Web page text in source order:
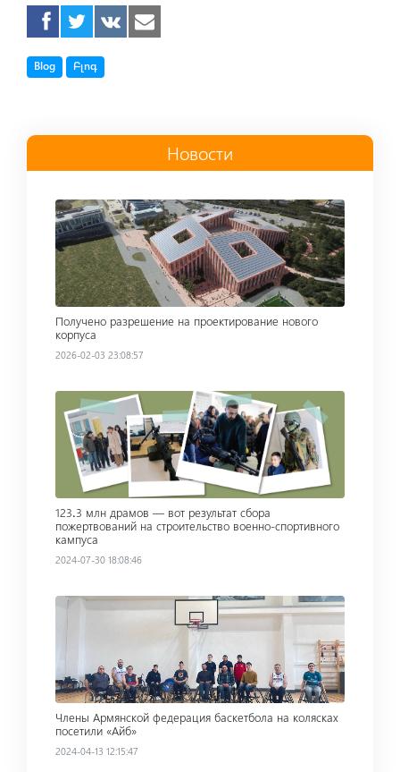
TagBlog TagԲլոգ
Новости
Read more
Получено разрешение на проектирование нового
корпуса
2026-02-03 23:08:57
Read more
123․3 млн драмов — вот результат сбора
пожертвований на строительство военно-спортивного
кампуса
2024-07-30 18:08:46
Read more
Члены Армянской федерация баскетбола на колясках
посетили «Айб»
2024-04-13 12:15:47